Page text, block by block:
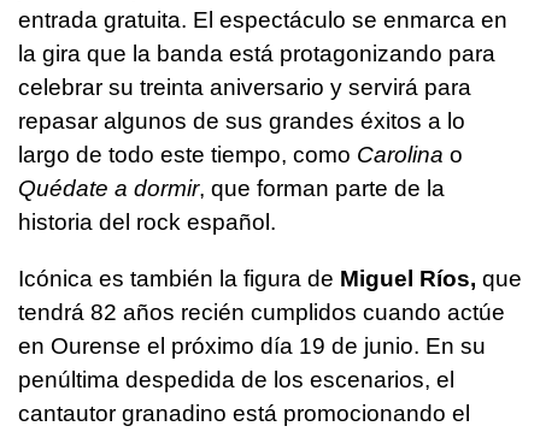
entrada gratuita. El espectáculo se enmarca en
la gira que la banda está protagonizando para
celebrar su treinta aniversario y servirá para
repasar algunos de sus grandes éxitos a lo
largo de todo este tiempo, como Carolina o
Quédate a dormir, que forman parte de la
historia del rock español.
Icónica es también la figura de Miguel Ríos, que
tendrá 82 años recién cumplidos cuando actúe
en Ourense el próximo día 19 de junio. En su
penúltima despedida de los escenarios, el
cantautor granadino está promocionando el